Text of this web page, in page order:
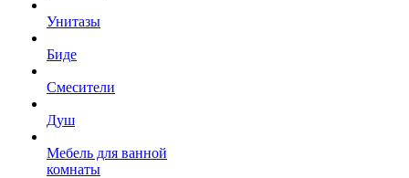
Унитазы
Биде
Смесители
Душ
Мебель для ванной
комнаты